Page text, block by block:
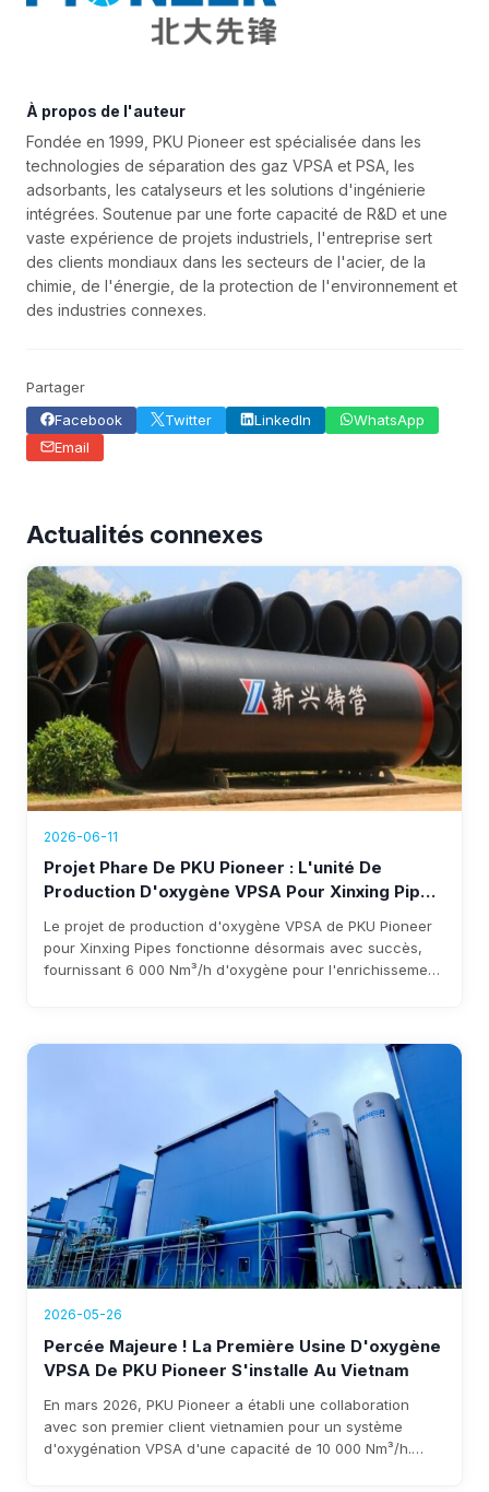
À propos de l'auteur
Fondée en 1999, PKU Pioneer est spécialisée dans les
technologies de séparation des gaz VPSA et PSA, les
adsorbants, les catalyseurs et les solutions d'ingénierie
intégrées. Soutenue par une forte capacité de R&D et une
vaste expérience de projets industriels, l'entreprise sert
des clients mondiaux dans les secteurs de l'acier, de la
chimie, de l'énergie, de la protection de l'environnement et
des industries connexes.
Partager
Facebook
Twitter LinkedIn
WhatsApp
Email
Actualités connexes
2026-06-11
Projet Phare De PKU Pioneer : L'unité De
Production D'oxygène VPSA Pour Xinxing Pipes
Désormais Opérationnelle, Générant Plus De
1,76 Million $ De Revenus Annuels
Le projet de production d'oxygène VPSA de PKU Pioneer
pour Xinxing Pipes fonctionne désormais avec succès,
fournissant 6 000 Nm³/h d'oxygène pour l'enrichissement
2026-05-26
Percée Majeure ! La Première Usine D'oxygène
VPSA De PKU Pioneer S'installe Au Vietnam
En mars 2026, PKU Pioneer a établi une collaboration
avec son premier client vietnamien pour un système
d'oxygénation VPSA d'une capacité de 10 000 Nm³/h.